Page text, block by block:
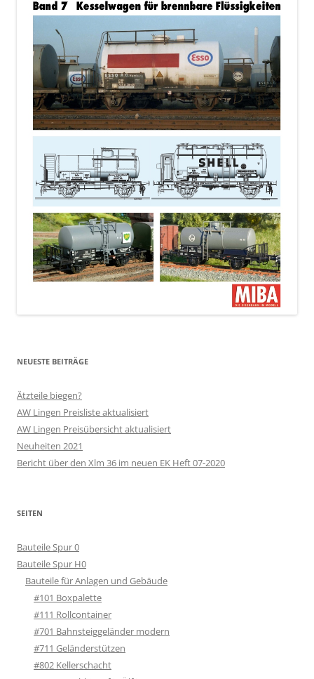
NEUESTE BEITRÄGE
Ätzteile biegen?
AW Lingen Preisliste aktualisiert
AW Lingen Preisübersicht aktualisiert
Neuheiten 2021
Bericht über den Xlm 36 im neuen EK Heft 07-2020
SEITEN
Bauteile Spur 0
Bauteile Spur H0
Bauteile für Anlagen und Gebäude
#101 Boxpalette
#111 Rollcontainer
#701 Bahnsteiggeländer modern
#711 Geländerstützen
#802 Kellerschacht